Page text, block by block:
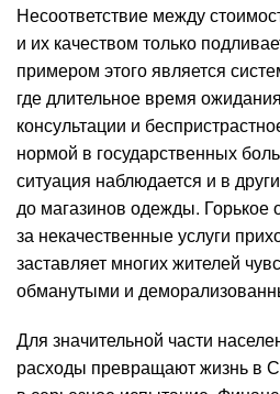
Несоответствие между
и их качеством только
примером этого является
где длительное время
консультации и
нормой в государственных
ситуация наблюдается и в
до магазинов одежды. Горькое
за некачественные услуги
заставляет многих жителей
обманутыми и
Для значительной части
расходы превращают жизнь в